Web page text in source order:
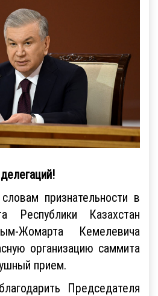
признательности в
Республики Казахстан
Жомарта Кемелевича
организацию саммита
прием.
Председателя